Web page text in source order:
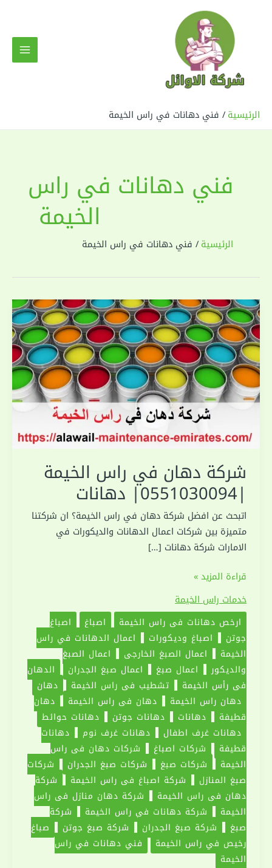
الرئيسية فني دهانات في راس الخيمة
فني دهانات في راس
الخيمة
الرئيسية فني دهانات في راس الخيمة
شركة دهان في راس الخيمة
|0551030094| دهانات
اتبحث عن افضل شركة دهان في راس الخيمة؟ ان شركتنا
متميزة بين شركات اعمال الدهانات والديكورات في
الامارات شركة دهانات […]
شركة
دهان
في
راس
الخيمة
|0551030094|
دهانات
قراءة المزيد »
خدمات راس الخيمة
ارخص دهانات في راس الخيمة اصباغ
اصباغ
جوتن
اصباغ وديكورات
اعمال الدهانات في راس
الخيمة
اعمال الصبغ الخارجي
اعمال الصبغ
والديكور
اعمال صبغ اعمال صبغ الجدران
الدهان
في رأس الخيمة
تشطيب في راس الخيمة
دهان
دهان راس الخيمة
دهان في راس الخيمة
دهان
قطيفة
دهانات دهانات جوتن
دهانات حوائط
دهانات غرف اطفال
دهانات غرف نوم
دهانات
قطيفة
شركات اصباغ
شركات دهان في راس
الخيمة
شركات صبغ شركات صبغ الجدران
شركات
صبغ المنازل
شركة اصباغ في راس الخيمة
شركة
دهان في راس الخيمة
شركة دهان منازل في راس
الخيمة
شركة دهانات في راس الخيمة
شركة
صبغ
شركة صبغ الجدران شركة صبغ جوتن
صباغ
رخيص في راس الخيمة
فني دهانات في راس
الخيمة